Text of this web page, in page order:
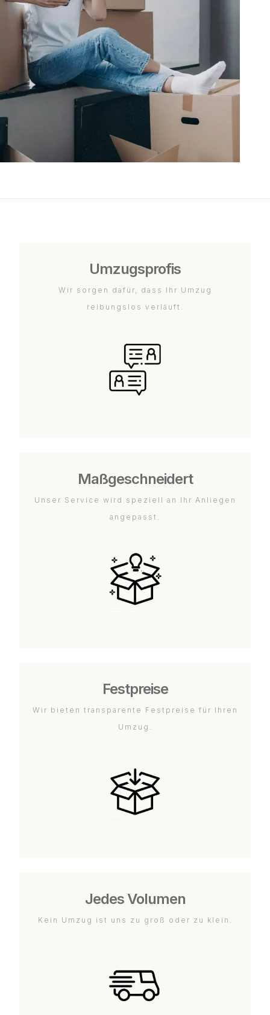
Umzugsprofis
Wir sorgen dafür, dass Ihr Umzug
reibungslos verläuft.
Maßgeschneidert
Unser Service wird speziell an Ihr Anliegen
angepasst.
Festpreise
Wir bieten transparente Festpreise für Ihren
Umzug.
Jedes Volumen
Kein Umzug ist uns zu groß oder zu klein.